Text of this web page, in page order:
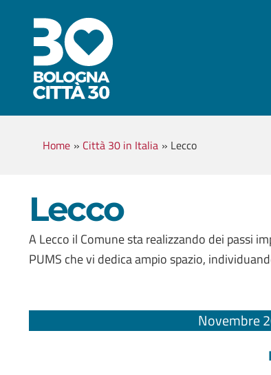
Home » Città 30 in Italia » Lecco
Lecco
A Lecco il Comune sta realizzando dei passi
PUMS che vi dedica ampio spazio,
Novembre